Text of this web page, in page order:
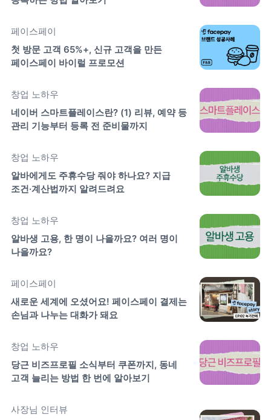
페이스페이
첫 방문 고객 65%+, 신규 고객을 만든
페이스페이 바이럴 프로모션
창업 노하우
네이버 스마트플레이스란? (1) 리뷰, 예약 등
관리 기능부터 등록 전 준비물까지
창업 노하우
알바에게도 주휴수당 줘야 하나요? 지급
조건·계산법까지 알려드려요
창업 노하우
알바생 고용, 한 명이 나을까요? 여러 명이
나을까요?
페이스페이
새로운 세계에 오셨어요! 페이스페이 결제는
손님과 나누는 대화가 돼요
창업 노하우
당근 비즈프로필 소식부터 쿠폰까지, 동네
고객 늘리는 방법 한 번에 알아보기
사장님 인터뷰